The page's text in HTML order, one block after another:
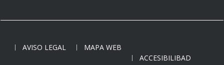
AVISO LEGAL
MAPA WEB
ACCESIBILIBAD